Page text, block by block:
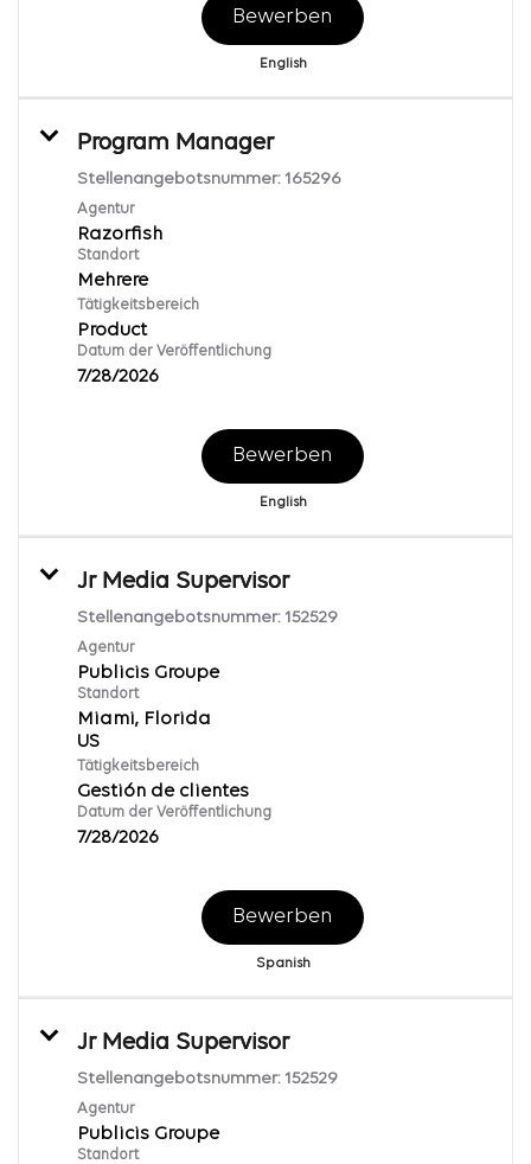
Bewerben
English
Program Manager
Stellenangebotsnummer: 165296
Agentur
Razorfish
Standort
Mehrere
Tätigkeitsbereich
Product
Datum der Veröffentlichung
7/28/2026
Bewerben
English
Jr Media Supervisor
Stellenangebotsnummer: 152529
Agentur
Publicis Groupe
Standort
Miami, Florida
Tätigkeitsbereich
Gestión de clientes
Datum der Veröffentlichung
7/28/2026
Bewerben
Spanish
Jr Media Supervisor
Stellenangebotsnummer: 152529
Agentur
Publicis Groupe
Standort